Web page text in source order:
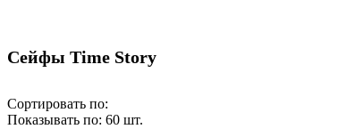
Сейфы Time Story
Сортировать по:
Показывать по: 60 шт.